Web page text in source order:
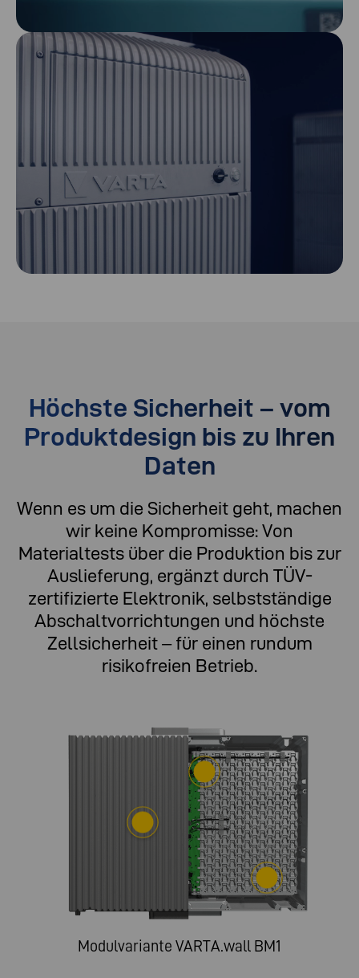
Höchste Sicherheit – vom
Produktdesign bis zu Ihren
Daten
Wenn es um die Sicherheit geht, machen
wir keine Kompromisse: Von
Materialtests über die Produktion bis zur
Auslieferung, ergänzt durch TÜV-
zertifizierte Elektronik, selbstständige
Abschaltvorrichtungen und höchste
Zellsicherheit – für einen rundum
risikofreien Betrieb.
Modulvariante VARTA.wall BM1